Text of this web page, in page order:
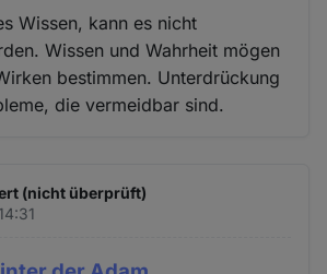
Wissen, kann es nicht
Wissen und Wahrheit mögen
bestimmen. Unterdrückung
die vermeidbar sind.
(nicht überprüft)